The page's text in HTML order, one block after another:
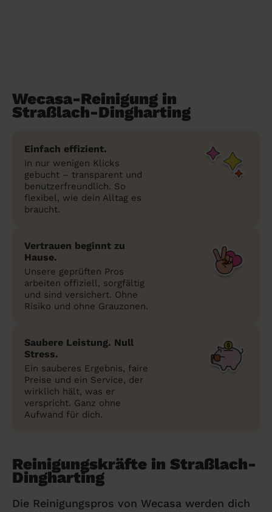
Wecasa-Reinigung in
Straßlach-Dingharting
Einfach effizient.
In nur wenigen Klicks
gebucht – transparent und
benutzerfreundlich. So
flexibel, wie dein Alltag es
braucht.
Vertrauen beginnt zu
Hause.
Unsere geprüften Pros
arbeiten offiziell, sorgfältig
und sind versichert. Ohne
Risiko und ohne Grauzonen.
Saubere Leistung. Null
Stress.
Ein sauberes Ergebnis, faire
Preise und ein Service, der
wirklich hält, was er
verspricht. Ganz ohne
Aufwand für dich.
Reinigungskräfte in Straßlach-
Dingharting
Die Reinigungspros von Wecasa werden dich